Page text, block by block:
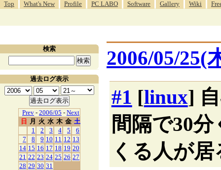
Top What's New Profile PC LABO Software Gallery Wiki
2006/05/25(
#1 [linux]
間隔で30
くる人が
検索
過去ログ表示
Prev - 2006/05 - Next
日
月 火 水 木 金 土
1
2 3 4 5
6
7
8 9 10 11 12 13
14 15 16 17 18 19 20
21 22 23 24 25 26 27
28 29 30 31